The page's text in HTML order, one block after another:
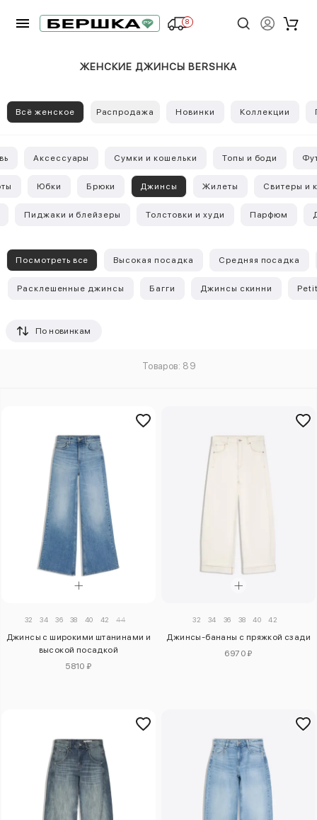
8
ЖЕНСКИЕ ДЖИНСЫ BERSHKA
Всё женское Распродажа Новинки Коллекции
Аксессуары Сумки и кошельки Топы и боди
Юбки Брюки Джинсы Жилеты Свитеры и
Пиджаки и блейзеры Толстовки и худи Парфюм
Посмотреть все Высокая посадка Средняя посадка
Расклешенные джинсы Багги Джинсы скинни
По новинкам
Товаров: 89
32 34 36 38 40 42 44
Джинсы с широкими штанинами и
высокой посадкой
5810 ₽
32 34 36 38 40 42
Джинсы-бананы с пряжкой сзади
6970 ₽